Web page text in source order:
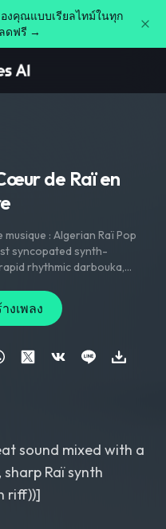
องคุณแบบเรียลไทม์ในทุก
ดฟรี →
de Raï en
musique : Algerian Raï Pop
syncopated synth-
rhythmic darbouka,
strings
singing vocalizations
งเพลง
sound mixed with a
Raï synth
riff))]